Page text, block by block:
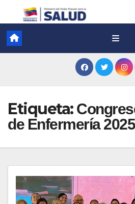
Etiqueta:
de Enfermería 2025